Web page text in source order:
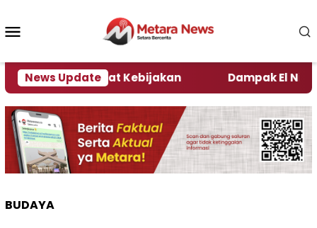
konten
News Update
Kata Pengamat Kebijakan Dampak El Nino,
BUDAYA